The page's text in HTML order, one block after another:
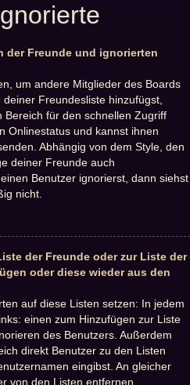
der Freunde und ignorierten
um andere Mitglieder des Boards
Freundesliste hinzufügst,
für den schnellen Zugriff
Onlinestatus und kannst ihnen
Abhängig von dem Style, den
deiner Freunde auch
Benutzer ignorierst, dann siehst
nicht.
der Freunde oder zur Liste der
oder diese wieder aus den
auf diese Listen setzen: In jedem
einen zum Hinzufügen zur Liste
des Benutzers. Außerdem
direkt Benutzer zu den Listen
eingibst. An gleicher
von den Listen entfernen.